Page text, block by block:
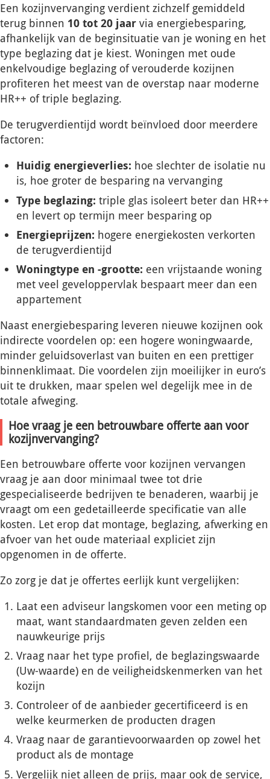
Een kozijnvervanging verdient zichzelf gemiddeld
terug binnen 10 tot 20 jaar via energiebesparing,
afhankelijk van de beginsituatie van je woning en het
type beglazing dat je kiest. Woningen met oude
enkelvoudige beglazing of verouderde kozijnen
profiteren het meest van de overstap naar moderne
HR++ of triple beglazing.
De terugverdientijd wordt beïnvloed door meerdere
factoren:
Huidig energieverlies: hoe slechter de isolatie nu
is, hoe groter de besparing na vervanging
Type beglazing: triple glas isoleert beter dan HR++
en levert op termijn meer besparing op
Energieprijzen: hogere energiekosten verkorten
de terugverdientijd
Woningtype en -grootte: een vrijstaande woning
met veel geveloppervlak bespaart meer dan een
appartement
Naast energiebesparing leveren nieuwe kozijnen ook
indirecte voordelen op: een hogere woningwaarde,
minder geluidsoverlast van buiten en een prettiger
binnenklimaat. Die voordelen zijn moeilijker in euro’s
uit te drukken, maar spelen wel degelijk mee in de
totale afweging.
Hoe vraag je een betrouwbare offerte aan voor
kozijnvervanging?
Een betrouwbare offerte voor kozijnen vervangen
vraag je aan door minimaal twee tot drie
gespecialiseerde bedrijven te benaderen, waarbij je
vraagt om een gedetailleerde specificatie van alle
kosten. Let erop dat montage, beglazing, afwerking en
afvoer van het oude materiaal expliciet zijn
opgenomen in de offerte.
Zo zorg je dat je offertes eerlijk kunt vergelijken:
Laat een adviseur langskomen voor een meting op
maat, want standaardmaten geven zelden een
nauwkeurige prijs
Vraag naar het type profiel, de beglazingswaarde
(Uw-waarde) en de veiligheidskenmerken van het
kozijn
Controleer of de aanbieder gecertificeerd is en
welke keurmerken de producten dragen
Vraag naar de garantievoorwaarden op zowel het
product als de montage
Vergelijk niet alleen de prijs, maar ook de service,